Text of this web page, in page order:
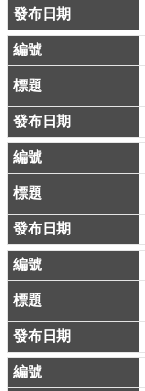
業
務
資
訊
線
上
服
務
公
司
商
業
登
記